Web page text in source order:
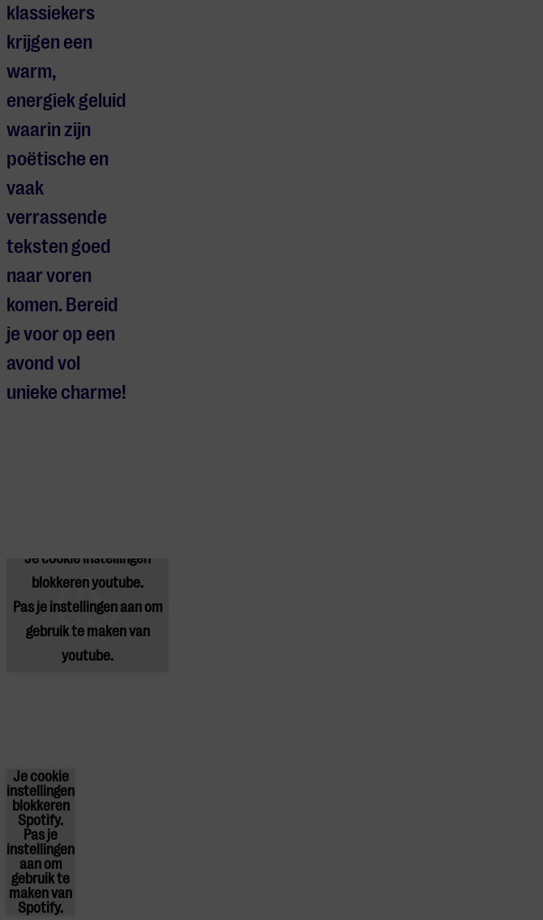
klassiekers
krijgen een
warm,
energiek geluid
waarin zijn
poëtische en
vaak
verrassende
teksten goed
naar voren
komen. Bereid
je voor op een
avond vol
unieke charme!
Je cookie instellingen
blokkeren youtube.
Pas je instellingenaan om
gebruik te maken van
youtube.
Je cookie
instellingen
blokkeren
Spotify.
Pas je
instellingen
aan om
gebruik te
maken van
Spotify.